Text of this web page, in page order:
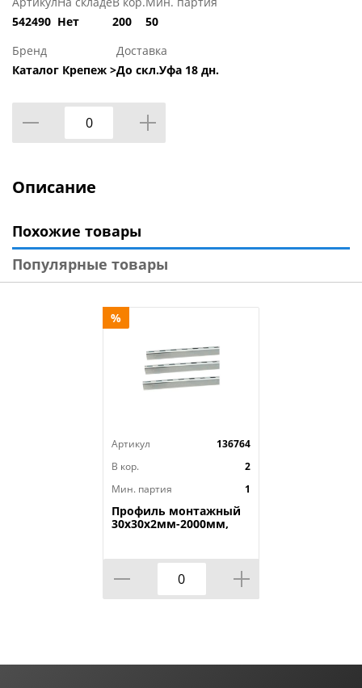
542490 Нет
200
50
Бренд
Каталог Крепеж >
Доставка
До скл.Уфа 18 дн.
Описание
Похожие товары
Популярные товары
%
Артикул
136764
В кор.
2
Мин. партия
1
Профиль монтажный
30х30х2мм-2000мм,
VPG104, 1шт, 1/6, VIEIR